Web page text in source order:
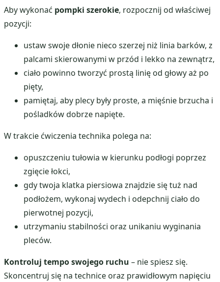
Aby wykonać pompki szerokie, rozpocznij od właściwej
pozycji:
ustaw swoje dłonie nieco szerzej niż linia barków, z
palcami skierowanymi w przód i lekko na zewnątrz,
ciało powinno tworzyć prostą linię od głowy aż po
pięty,
pamiętaj, aby plecy były proste, a mięśnie brzucha i
pośladków dobrze napięte.
W trakcie ćwiczenia technika polega na:
opuszczeniu tułowia w kierunku podłogi poprzez
zgięcie łokci,
gdy twoja klatka piersiowa znajdzie się tuż nad
podłożem, wykonaj wydech i odepchnij ciało do
pierwotnej pozycji,
utrzymaniu stabilności oraz unikaniu wyginania
pleców.
Kontroluj tempo swojego ruchu – nie spiesz się.
Skoncentruj się na technice oraz prawidłowym napięciu